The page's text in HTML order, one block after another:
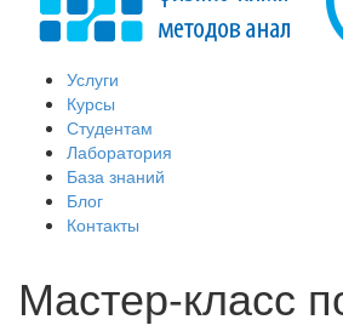
Услуги
Курсы
Студентам
Лаборатория
База знаний
Блог
Контакты
Мастер-класс